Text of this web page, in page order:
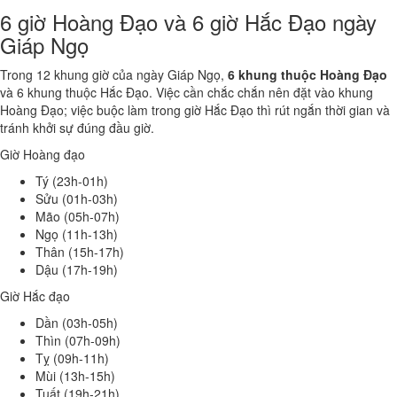
6 giờ Hoàng Đạo và 6 giờ Hắc Đạo ngày
Giáp Ngọ
Trong 12 khung giờ của ngày Giáp Ngọ, 6 khung thuộc Hoàng Đạo
và 6 khung thuộc Hắc Đạo. Việc cần chắc chắn nên đặt vào khung
Hoàng Đạo; việc buộc làm trong giờ Hắc Đạo thì rút ngắn thời gian và
tránh khởi sự đúng đầu giờ.
Giờ Hoàng đạo
Tý (23h-01h)
Sửu (01h-03h)
Mão (05h-07h)
Ngọ (11h-13h)
Thân (15h-17h)
Dậu (17h-19h)
Giờ Hắc đạo
Dần (03h-05h)
Thìn (07h-09h)
Tỵ (09h-11h)
Mùi (13h-15h)
Tuất (19h-21h)